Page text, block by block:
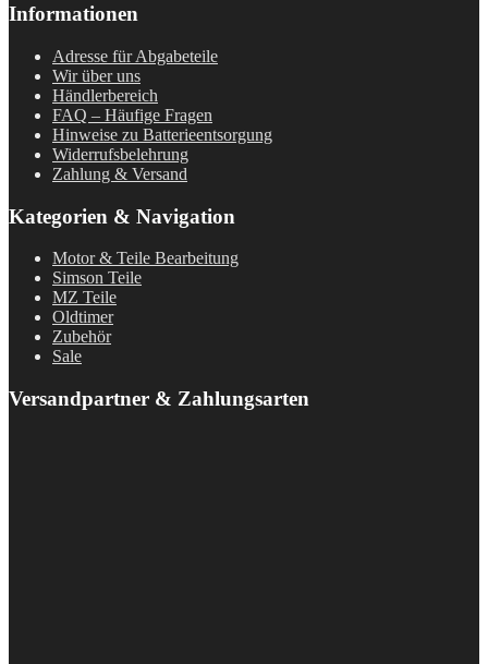
Informationen
Adresse für Abgabeteile
Wir über uns
Händlerbereich
FAQ – Häufige Fragen
Hinweise zu Batterieentsorgung
Widerrufsbelehrung
Zahlung & Versand
Kategorien & Navigation
Motor & Teile Bearbeitung
Simson Teile
MZ Teile
Oldtimer
Zubehör
Sale
Versandpartner & Zahlungsarten